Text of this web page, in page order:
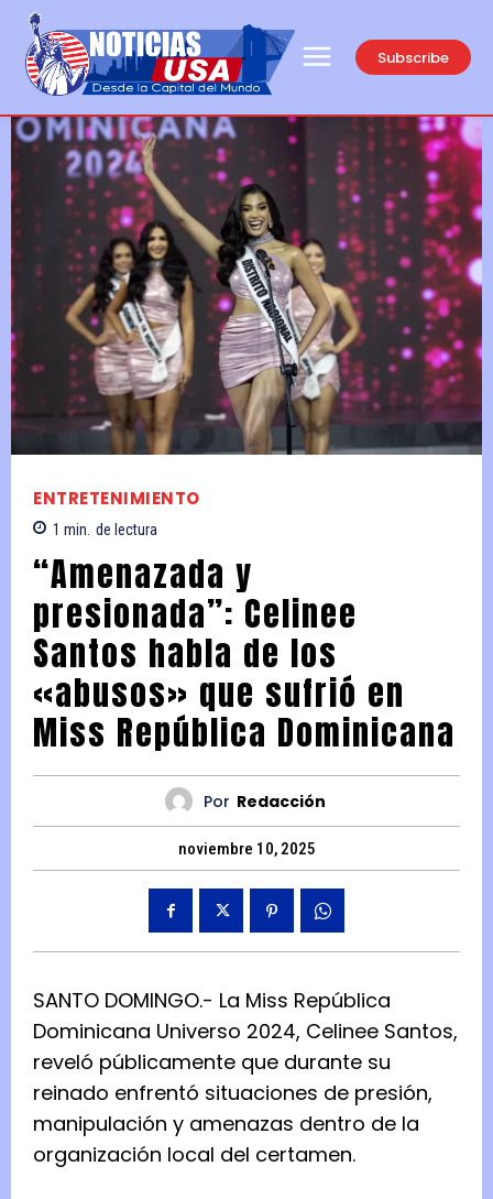
Subscribe
ENTRETENIMIENTO
1 min. de lectura
“Amenazada y
presionada”: Celinee
Santos habla de los
«abusos» que sufrió en
Miss República Dominicana
Por Redacción
noviembre 10, 2025
SANTO DOMINGO.- La Miss República
Dominicana Universo 2024, Celinee Santos,
reveló públicamente que durante su
reinado enfrentó situaciones de presión,
manipulación y amenazas dentro de la
organización local del certamen.